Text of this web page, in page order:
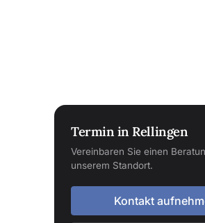
Termin in Rellingen
Vereinbaren Sie einen
unserem Standort.
Kontakt